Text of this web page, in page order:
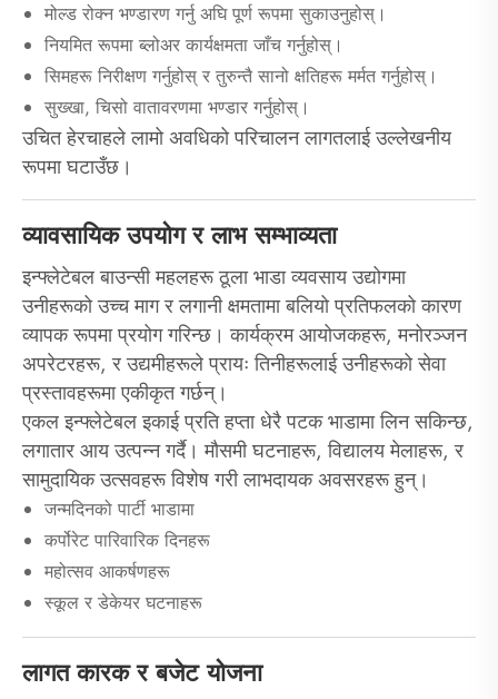
मोल्ड रोक्न भण्डारण गर्नु अघि पूर्ण रूपमा सुकाउनुहोस्।
नियमित रूपमा ब्लोअर कार्यक्षमता जाँच गर्नुहोस्।
सिमहरू निरीक्षण गर्नुहोस् र तुरुन्तै सानो क्षतिहरू मर्मत गर्नुहोस्।
सुख्खा, चिसो वातावरणमा भण्डार गर्नुहोस्।
उचित हेरचाहले लामो अवधिको परिचालन लागतलाई उल्लेखनीय
रूपमा घटाउँछ।
व्यावसायिक उपयोग र लाभ सम्भाव्यता
इन्फ्लेटेबल बाउन्सी महलहरू ठूला भाडा व्यवसाय उद्योगमा
उनीहरूको उच्च माग र लगानी क्षमतामा बलियो प्रतिफलको कारण
व्यापक रूपमा प्रयोग गरिन्छ। कार्यक्रम आयोजकहरू, मनोरञ्जन
अपरेटरहरू, र उद्यमीहरूले प्रायः तिनीहरूलाई उनीहरूको सेवा
प्रस्तावहरूमा एकीकृत गर्छन्।
एकल इन्फ्लेटेबल इकाई प्रति हप्ता धेरै पटक भाडामा लिन सकिन्छ,
लगातार आय उत्पन्न गर्दै। मौसमी घटनाहरू, विद्यालय मेलाहरू, र
सामुदायिक उत्सवहरू विशेष गरी लाभदायक अवसरहरू हुन्।
जन्मदिनको पार्टी भाडामा
कर्पोरेट पारिवारिक दिनहरू
महोत्सव आकर्षणहरू
स्कूल र डेकेयर घटनाहरू
लागत कारक र बजेट योजना